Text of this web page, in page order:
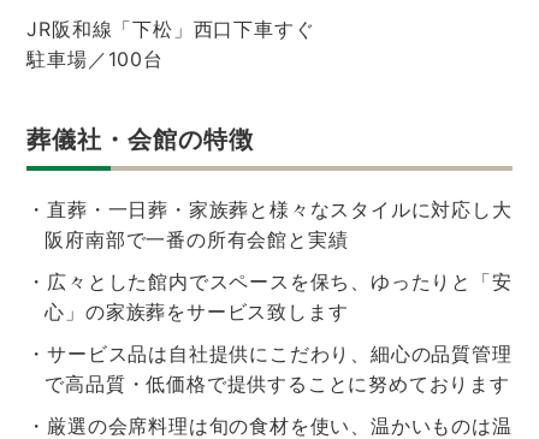
JR阪和線「下松」西口下車すぐ
駐車場／100台
葬儀社・会館の特徴
・直葬・一日葬・家族葬と様々なスタイルに対応し大
阪府南部で一番の所有会館と実績
・広々とした館内でスペースを保ち、ゆったりと「安
心」の家族葬をサービス致します
・サービス品は自社提供にこだわり、細心の品質管理
で高品質・低価格で提供することに努めております
・厳選の会席料理は旬の食材を使い、温かいものは温